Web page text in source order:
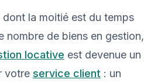
dont la moitié est du temps
nombre de biens en gestion,
locative est devenue un
votre service client : un